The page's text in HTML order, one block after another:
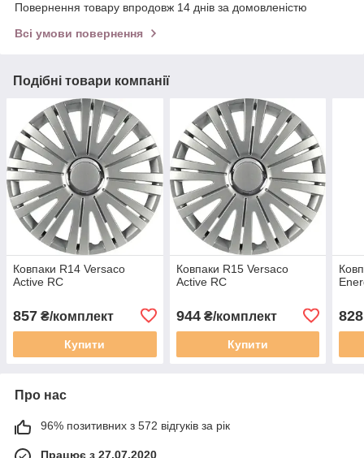
Повернення товару впродовж 14 днів за домовленістю
Всі умови повернення
Подібні товари компанії
Ковпаки R14 Versaco
Active RС
857 ₴/комплект
Купити
Ковпаки R15 Versaco
Active RС
944₴/комплект
Купити
828
Про нас
96% позитивних з 572 відгуків за рік
Працює з 27.07.2020